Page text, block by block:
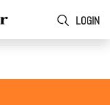
LOGIN